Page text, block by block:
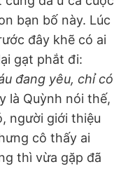
bạn bố này. Lúc
đây khẽ có ai
gạt phắt đi:
đang yêu, chỉ có
là Quỳnh nói thế,
người giới thiệu
cô thấy ai
thì vừa gặp đã